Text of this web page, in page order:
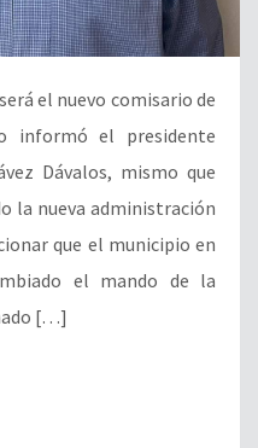
el nuevo comisario de
informó el presidente
Dávalos, mismo que
la nueva administración
que el municipio en
el mando de la
[…]